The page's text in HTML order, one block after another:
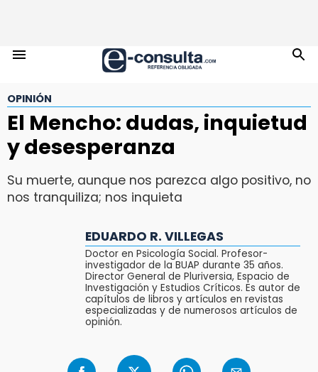
OPINIÓN
El Mencho: dudas, inquietud
y desesperanza
Su muerte, aunque nos parezca algo positivo, no
nos tranquiliza; nos inquieta
EDUARDO R. VILLEGAS
Doctor en Psicología Social. Profesor-
investigador de la BUAP durante 35 años.
Director General de Pluriversia, Espacio de
Investigación y Estudios Críticos. Es autor de
capítulos de libros y artículos en revistas
especializadas y de numerosos artículos de
opinión.